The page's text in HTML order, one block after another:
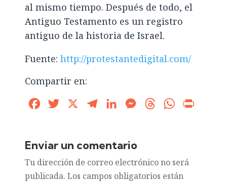
al mismo tiempo. Después de todo, el
Antiguo Testamento es un registro
antiguo de la historia de Israel.
Fuente:http://protestantedigital.com/
Compartir en:
FacebookTwitter TelegramLinkedInMessengerThreadsWhatsApp
Enviar un comentario
Tu dirección de correo electrónico no será
publicada. Los campos obligatorios están